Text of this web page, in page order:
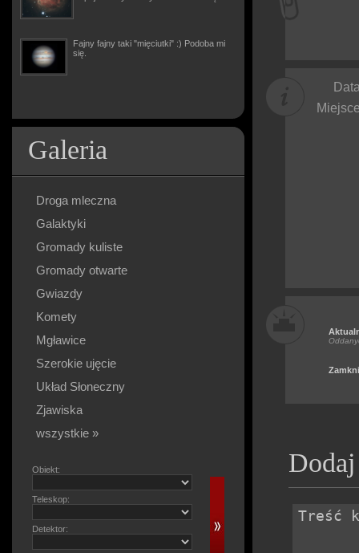
Fajny fajny taki "mięciutki" :) Podoba mi
się.
Galeria
Droga mleczna
Galaktyki
Gromady kuliste
Gromady otwarte
Gwiazdy
Komety
Mgławice
Szerokie ujęcie
Układ Słoneczny
Zjawiska
wszystkie »
Obiekt:
Teleskop:
Detektor: